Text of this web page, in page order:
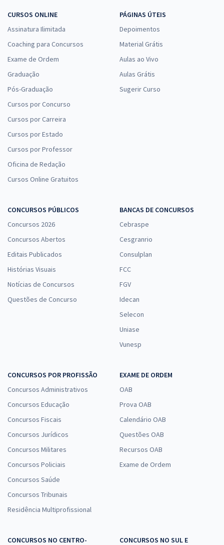
CURSOS ONLINE
Assinatura Ilimitada
Coaching para Concursos
Exame de Ordem
Graduação
Pós-Graduação
Cursos por Concurso
Cursos por Carreira
Cursos por Estado
Cursos por Professor
Oficina de Redação
Cursos Online Gratuitos
PÁGINAS ÚTEIS
Depoimentos
Material Grátis
Aulas ao Vivo
Aulas Grátis
Sugerir Curso
CONCURSOS PÚBLICOS
Concursos 2026
Concursos Abertos
Editais Publicados
Histórias Visuais
Notícias de Concursos
Questões de Concurso
BANCAS DE CONCURSOS
Cebraspe
Cesgranrio
Consulplan
FCC
FGV
Idecan
Selecon
Uniase
Vunesp
CONCURSOS POR PROFISSÃO
Concursos Administrativos
Concursos Educação
Concursos Fiscais
Concursos Jurídicos
Concursos Militares
Concursos Policiais
Concursos Saúde
Concursos Tribunais
Residência Multiprofissional
EXAME DE ORDEM
OAB
Prova OAB
Calendário OAB
Questões OAB
Recursos OAB
Exame de Ordem
CONCURSOS NO CENTRO-
CONCURSOS NO SUL E